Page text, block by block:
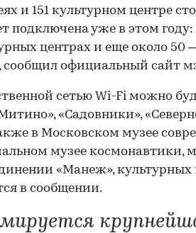
и 151 культурном центре
подключена уже в этом году:
центрах и еще около 50
сообщил официальный сайт
сетью Wi-Fi можно
«Садовники»,
в Московском музее
музее космонавтики,
«Манеж», культурных
в сообщении.